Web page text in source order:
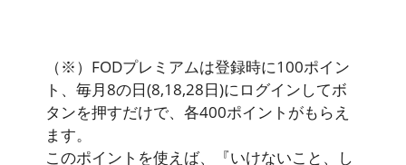
（※）FODプレミアムは登録時に100ポイン
ト、毎月8の日(8,18,28日)にログインしてボ
タンを押すだけで、各400ポイントがもらえ
ます。
このポイントを使えば、『いけないこと、し